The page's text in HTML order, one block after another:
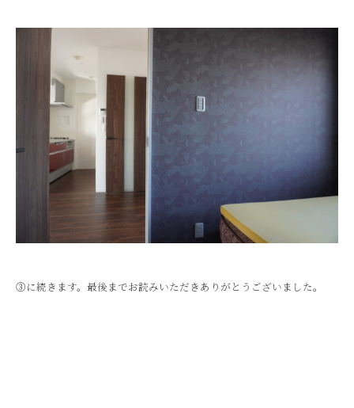
③に続きます。最後までお読みいただきありがとうございました。